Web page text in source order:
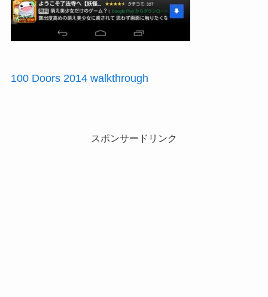
100 Doors 2014 walkthrough
スポンサードリンク